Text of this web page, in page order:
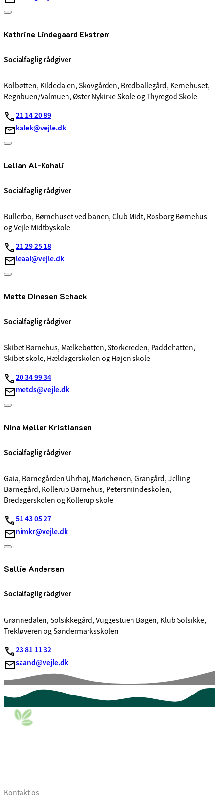
Kathrine Lindegaard Ekstrøm
Socialfaglig rådgiver
Kolbøtten, Kildedalen, Skovgården, Bredballegård, Kernehuset,
Regnbuen/Valmuen, Øster Nykirke Skole og Thyregod Skole
21 14 20 89
kalek@vejle.dk
Lelian Al-Kohali
Socialfaglig rådgiver
Bullerbo, Børnehuset ved banen, Club Midt, Rosborg Børnehus
og Vejle Midtbyskole
21 29 25 18
leaal@vejle.dk
Mette Dinesen Schack
Socialfaglig rådgiver
Skibet Børnehus, Mælkebøtten, Storkereden, Paddehatten,
Skibet skole, Hældagerskolen og Højen skole
20 34 99 34
metds@vejle.dk
Nina Møller Kristiansen
Socialfaglig rådgiver
Gaia, Børnegården Uhrhøj, Mariehønen, Grangård, Jelling
Børnegård, Kollerup Børnehus, Petersmindeskolen,
Bredagerskolen og Kollerup skole
51 43 05 27
nimkr@vejle.dk
Sallie Andersen
Socialfaglig rådgiver
Grønnedalen, Solsikkegård, Vuggestuen Bøgen, Klub Solsikke,
Trekløveren og Søndermarksskolen
23 81 11 32
saand@vejle.dk
Kontakt os